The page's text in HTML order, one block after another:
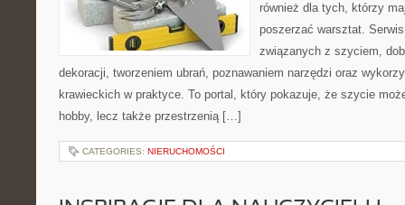
również dla tych, którzy
poszerzać warsztat.
związanych z szyciem,
dekoracji, tworzeniem ubrań, poznawaniem narzędzi oraz
krawieckich w praktyce. To portal, który pokazuje, że szycie
hobby, lecz także przestrzenią […]
CATEGORIES: NIERUCHOMOŚCI